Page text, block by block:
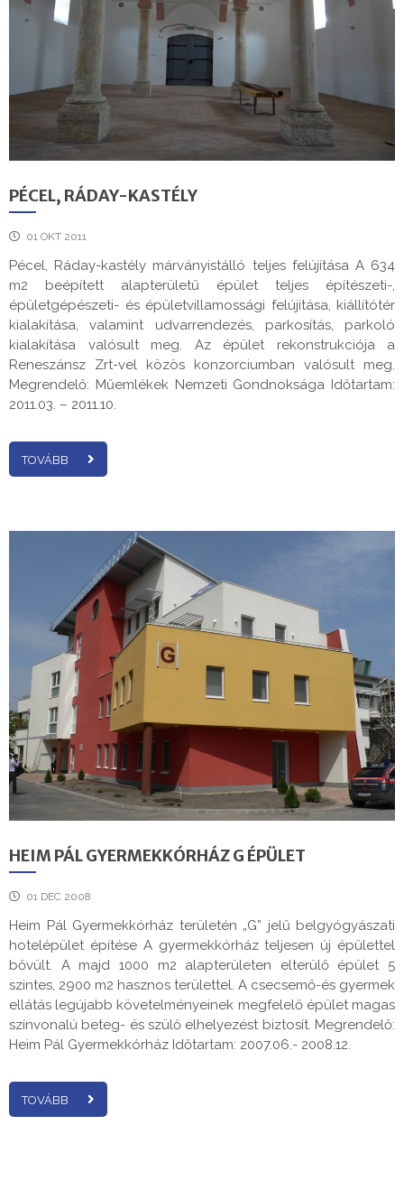
PÉCEL, RÁDAY-KASTÉLY
01 OKT 2011
Pécel, Ráday-kastély márványistálló teljes felújítása A 634
m2 beépített alapterületű épület teljes építészeti-,
épületgépészeti- és épületvillamossági felújítása, kiállítótér
kialakítása, valamint udvarrendezés, parkosítás, parkoló
kialakítása valósult meg. Az épület rekonstrukciója a
Reneszánsz Zrt-vel közös konzorciumban valósult meg.
Megrendelő: Műemlékek Nemzeti Gondnoksága Időtartam:
2011.03. – 2011.10.
TOVÁBB
HEIM PÁL GYERMEKKÓRHÁZ G ÉPÜLET
01 DEC 2008
Heim Pál Gyermekkórház területén „G” jelű belgyógyászati
hotelépület építése A gyermekkórház teljesen új épülettel
bővült. A majd 1000 m2 alapterületen elterülő épület 5
szintes, 2900 m2 hasznos területtel. A csecsemő-és gyermek
ellátás legújabb követelményeinek megfelelő épület magas
színvonalú beteg- és szülő elhelyezést biztosít. Megrendelő:
Heim Pál Gyermekkórház Időtartam: 2007.06.- 2008.12.
TOVÁBB